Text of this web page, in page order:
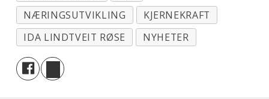
NÆRINGSUTVIKLING
KJERNEKRAFT
IDA LINDTVEIT RØSE
NYHETER